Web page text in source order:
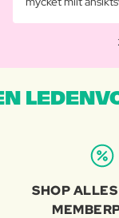
SHOP